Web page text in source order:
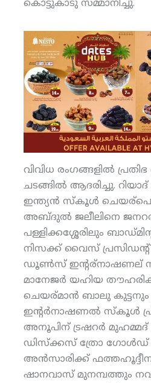
കൊട്ടുകാടു സമ്മാനിച്ചു.
വിവിധ രംഗങ്ങളില്‍
ചടങ്ങില്‍ ആദരിച്ചു.
ഇന്ത്യന്‍ സ്‌കൂള്‍
അബ്ദുല്‍ ജലീലിനെ ജനറല്‍
പള്ളിക്കശ്ശേരിലും
നിസക്ക് വൈസ്
ഡൂണ്‍സ് ഇന്റര്‌നാഷണല്
മാനേജര്‍ യഹിയ
ചെയര്മാന്‍ ബാലു
ഇന്റര്‍നാഷണല്‍ സ്‌കൂള്‍
അനൂപിന് ട്രഷറര്‍ മുഹമ്മദ്
ഡിസ്‌ക്കസ് ത്രോ ഗോള്‍ഡ്
അന്‍സാരിക്ക്
ഷാനവാസ് മുനമ്പത്തും